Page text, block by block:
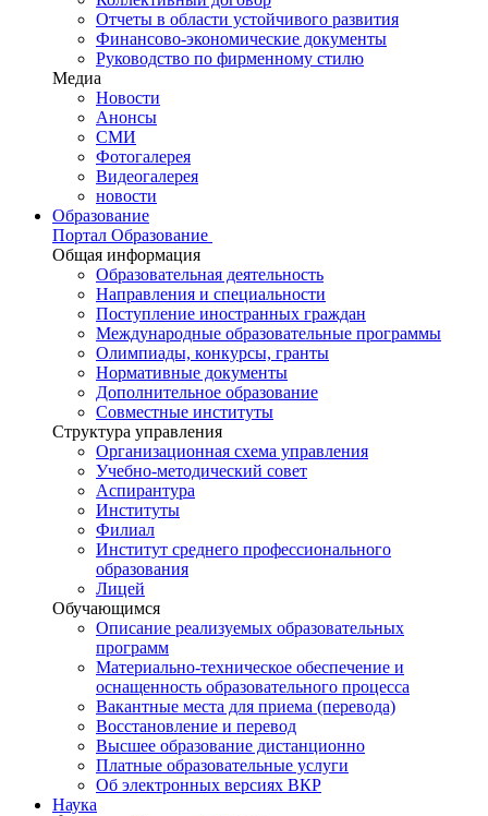
Отчеты в области устойчивого развития
Финансово-экономические документы
Руководство по фирменному стилю
Медиа
Новости
Анонсы
СМИ
Фотогалерея
Видеогалерея
новости
Образование
Портал Образование
Общая информация
Образовательная деятельность
Направления и специальности
Поступление иностранных граждан
Международные образовательные программы
Олимпиады, конкурсы, гранты
Нормативные документы
Дополнительное образование
Совместные институты
Структура управления
Организационная схема управления
Учебно-методический совет
Аспирантура
Институты
Филиал
Институт среднего профессионального
образования
Лицей
Обучающимся
Описание реализуемых образовательных
программ
Материально-техническое обеспечение и
оснащенность образовательного процесса
Вакантные места для приема (перевода)
Восстановление и перевод
Высшее образование дистанционно
Платные образовательные услуги
Об электронных версиях ВКР
Наука